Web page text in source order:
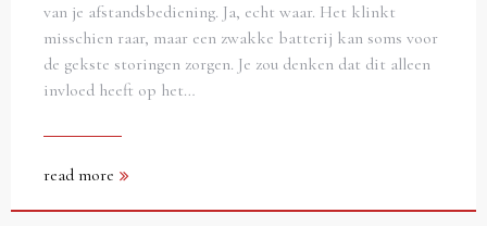
van je afstandsbediening. Ja, echt waar. Het klinkt
misschien raar, maar een zwakke batterij kan soms voor
de gekste storingen zorgen. Je zou denken dat dit alleen
invloed heeft op het…
read more